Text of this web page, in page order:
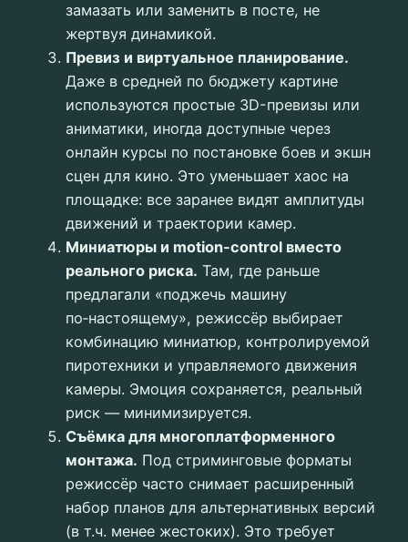
замазать или заменить в посте, не
жертвуя динамикой.
Превиз и виртуальное планирование.
Даже в средней по бюджету картине
используются простые 3D-превизы или
аниматики, иногда доступные через
онлайн курсы по постановке боев и экшн
сцен для кино. Это уменьшает хаос на
площадке: все заранее видят амплитуды
движений и траектории камер.
Миниатюры и motion-control вместо
реального риска. Там, где раньше
предлагали «поджечь машину
по‑настоящему», режиссёр выбирает
комбинацию миниатюр, контролируемой
пиротехники и управляемого движения
камеры. Эмоция сохраняется, реальный
риск — минимизируется.
Съёмка для многоплатформенного
монтажа. Под стриминговые форматы
режиссёр часто снимает расширенный
набор планов для альтернативных версий
(в т.ч. менее жестоких). Это требует